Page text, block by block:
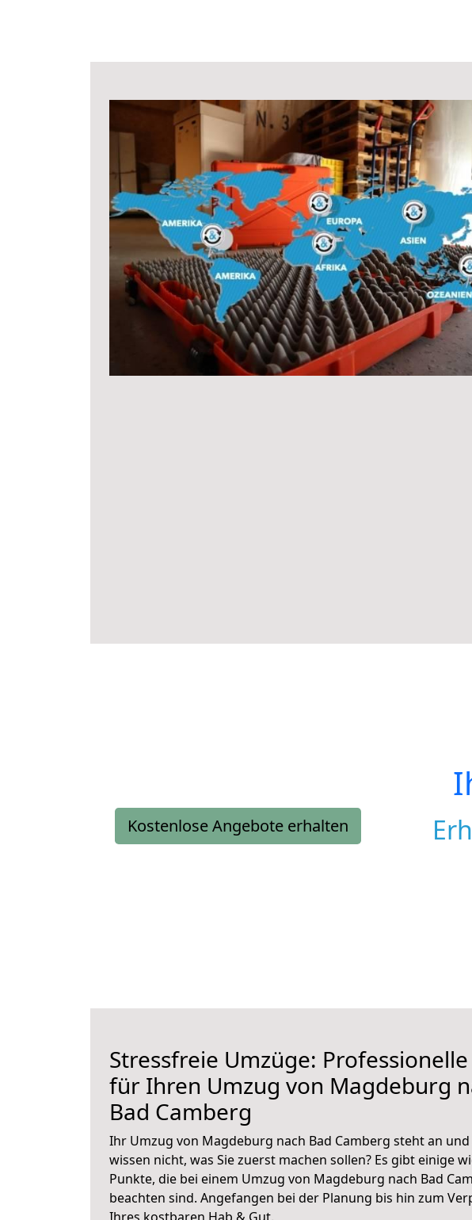
Kostenlose Angebote erhalten
Stressfreie Umzüge:
für Ihren Umzug von Magdeburg
Bad Camberg
Ihr Umzug von Magdeburg nach Bad Camberg steht an und
wissen nicht, was Sie zuerst machen sollen? Es gibt einige
Punkte, die bei einem Umzug von Magdeburg nach Bad
beachten sind. Angefangen bei der Planung bis hin zum